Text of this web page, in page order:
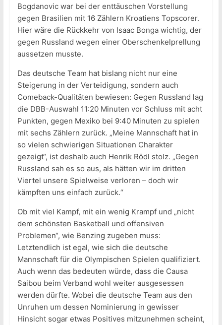
Bogdanovic war bei der enttäuschen Vorstellung
gegen Brasilien mit 16 Zählern Kroatiens Topscorer.
Hier wäre die Rückkehr von Isaac Bonga wichtig, der
gegen Russland wegen einer Oberschenkelprellung
aussetzen musste.
Das deutsche Team hat bislang nicht nur eine
Steigerung in der Verteidigung, sondern auch
Comeback-Qualitäten bewiesen: Gegen Russland lag
die DBB-Auswahl 11:20 Minuten vor Schluss mit acht
Punkten, gegen Mexiko bei 9:40 Minuten zu spielen
mit sechs Zählern zurück. „Meine Mannschaft hat in
so vielen schwierigen Situationen Charakter
gezeigt“, ist deshalb auch Henrik Rödl stolz. „Gegen
Russland sah es so aus, als hätten wir im dritten
Viertel unsere Spielweise verloren – doch wir
kämpften uns einfach zurück.“
Ob mit viel Kampf, mit ein wenig Krampf und „nicht
dem schönsten Basketball und offensiven
Problemen“, wie Benzing zugeben muss:
Letztendlich ist egal, wie sich die deutsche
Mannschaft für die Olympischen Spielen qualifiziert.
Auch wenn das bedeuten würde, dass die Causa
Saibou beim Verband wohl weiter ausgesessen
werden dürfte. Wobei die deutsche Team aus den
Unruhen um dessen Nominierung in gewisser
Hinsicht sogar etwas Positives mitzunehmen scheint,